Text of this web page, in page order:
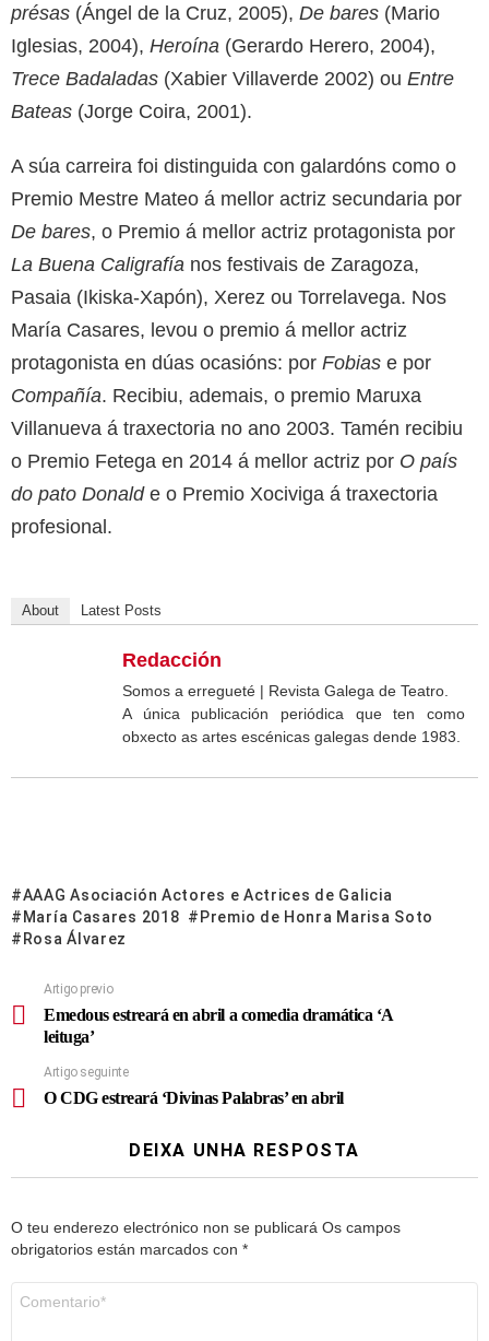
présas (Ángel de la Cruz, 2005), De bares (Mario
Iglesias, 2004), Heroína (Gerardo Herero, 2004),
Trece Badaladas (Xabier Villaverde 2002) ou Entre
Bateas (Jorge Coira, 2001).
A súa carreira foi distinguida con galardóns como o
Premio Mestre Mateo á mellor actriz secundaria por
De bares, o Premio á mellor actriz protagonista por
La Buena Caligrafía nos festivais de Zaragoza,
Pasaia (Ikiska-Xapón), Xerez ou Torrelavega. Nos
María Casares, levou o premio á mellor actriz
protagonista en dúas ocasións: por Fobias e por
Compañía. Recibiu, ademais, o premio Maruxa
Villanueva á traxectoria no ano 2003. Tamén recibiu
o Premio Fetega en 2014 á mellor actriz por O país
do pato Donalde o Premio Xociviga á traxectoria
profesional.
About Latest Posts
Redacción
Somos a erregueté | Revista Galega de Teatro.
A única publicación periódica que ten como
obxecto as artes escénicas galegas dende 1983.
AAAG Asociación Actores e Actrices de Galicia
María Casares 2018
Premio de Honra Marisa Soto
Rosa Álvarez
Artigo previo
Emedous estreará en abril a comedia dramática ‘A
leituga’
Artigo seguinte
O CDG estreará ‘Divinas Palabras’ en abril
DEIXA UNHA RESPOSTA
O teu enderezo electrónico non se publicará Os campos
obrigatorios están marcados con *